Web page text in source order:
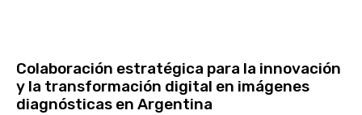
Colaboración estratégica para la innovación
y la transformación digital en imágenes
diagnósticas en Argentina